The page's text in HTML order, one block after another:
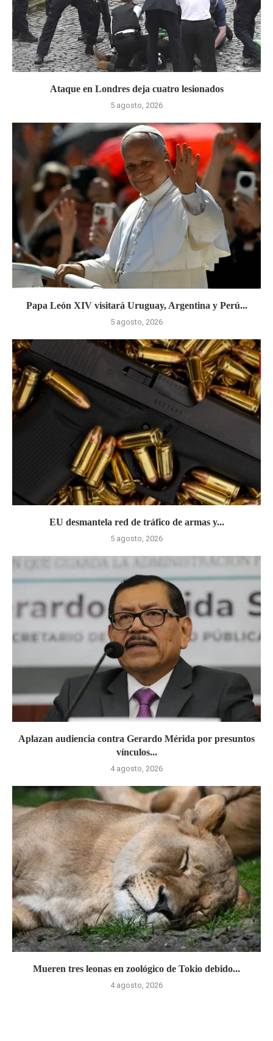
Ataque en Londres deja cuatro lesionados
5 agosto, 2026
Papa León XIV visitará Uruguay, Argentina y Perú...
5 agosto, 2026
EU desmantela red de tráfico de armas y...
5 agosto, 2026
Aplazan audiencia contra Gerardo Mérida por presuntos
vínculos...
4 agosto, 2026
Mueren tres leonas en zoológico de Tokio debido...
4 agosto, 2026